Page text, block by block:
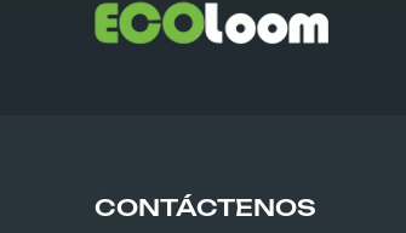
CONTÁCTENOS